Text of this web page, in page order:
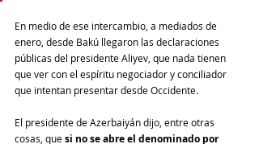
En medio de ese intercambio, a mediados de
enero, desde Bakú llegaron las declaraciones
públicas del presidente Aliyev, que nada tienen
que ver con el espíritu negociador y conciliador
que intentan presentar desde Occidente.
El presidente de Azerbaiyán dijo, entre otras
cosas, que si no se abre el denominado por